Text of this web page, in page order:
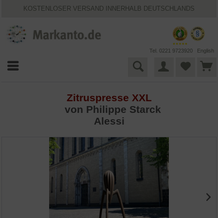
KOSTENLOSER VERSAND INNERHALB DEUTSCHLANDS
BESTPRICE-GARANTIE
Tel. 0221 9723920 English
Zitruspresse XXL
von Philippe Starck
Alessi